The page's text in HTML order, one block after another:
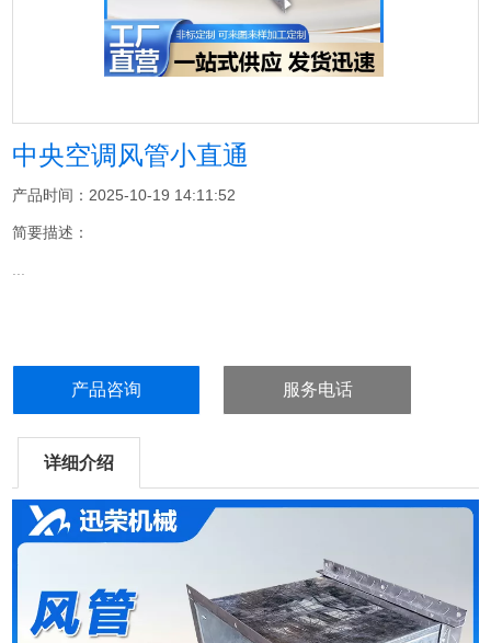
中央空调风管小直通
产品时间：2025-10-19 14:11:52
简要描述：
...
产品咨询 服务电话
详细介绍